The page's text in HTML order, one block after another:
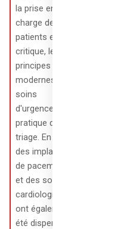
la prise en
charge des
patients en état
critique, les
principes
modernes des
soins
d'urgence et la
pratique du
triage. En outre,
des implants
de pacemakers
et des soins
cardiologiques
ont également
été dispensés.